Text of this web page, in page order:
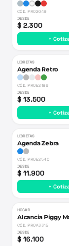
CÓD.PRO2049
DESDE
$ 2.300
+
LIBRETAS
Agenda Retro
CÓD.PROE2196
DESDE
$ 13.500
+
LIBRETAS
Agenda Zebra
CÓD.PROE2540
DESDE
$ 11.900
+
HOGAR
Alcancia Piggy
CÓD.PROA3315
DESDE
$ 16.100